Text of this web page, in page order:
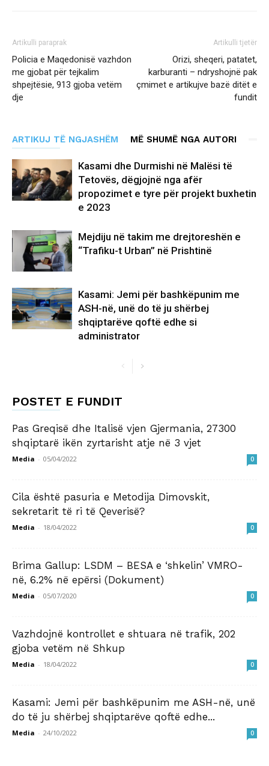
Artikulli paraprak
Policia e Maqedonisë vazhdon
me gjobat për tejkalim
shpejtësie, 913 gjoba vetëm
dje
Artikulli tjetër
Orizi, sheqeri, patatet,
karburanti – ndryshojnë pak
çmimet e artikujve bazë ditët e
fundit
ARTIKUJ TË NGJASHËM MË SHUMË NGA AUTORI
Kasami dhe Durmishi në Malësi të
Tetovës, dëgjojnë nga afër
propozimet e tyre për projekt buxhetin
e 2023
Mejdiju në takim me drejtoreshën e
“Trafiku-t Urban” në Prishtinë
Kasami: Jemi për bashkëpunim me
ASH-në, unë do të ju shërbej
shqiptarëve qoftë edhe si
administrator
POSTET E FUNDIT
Pas Greqisë dhe Italisë vjen Gjermania, 27300
shqiptarë ikën zyrtarisht atje në 3 vjet
Media - 05/04/2022 0
Cila është pasuria e Metodija Dimovskit,
sekretarit të ri të Qeverisë?
Media - 18/04/2022 0
Brima Gallup: LSDM – BESA e ‘shkelin’ VMRO-
në, 6.2% në epërsi (Dokument)
Media - 05/07/2020 0
Vazhdojnë kontrollet e shtuara në trafik, 202
gjoba vetëm në Shkup
Media - 18/04/2022 0
Kasami: Jemi për bashkëpunim me ASH-në, unë
do të ju shërbej shqiptarëve qoftë edhe...
Media - 24/10/2022 0